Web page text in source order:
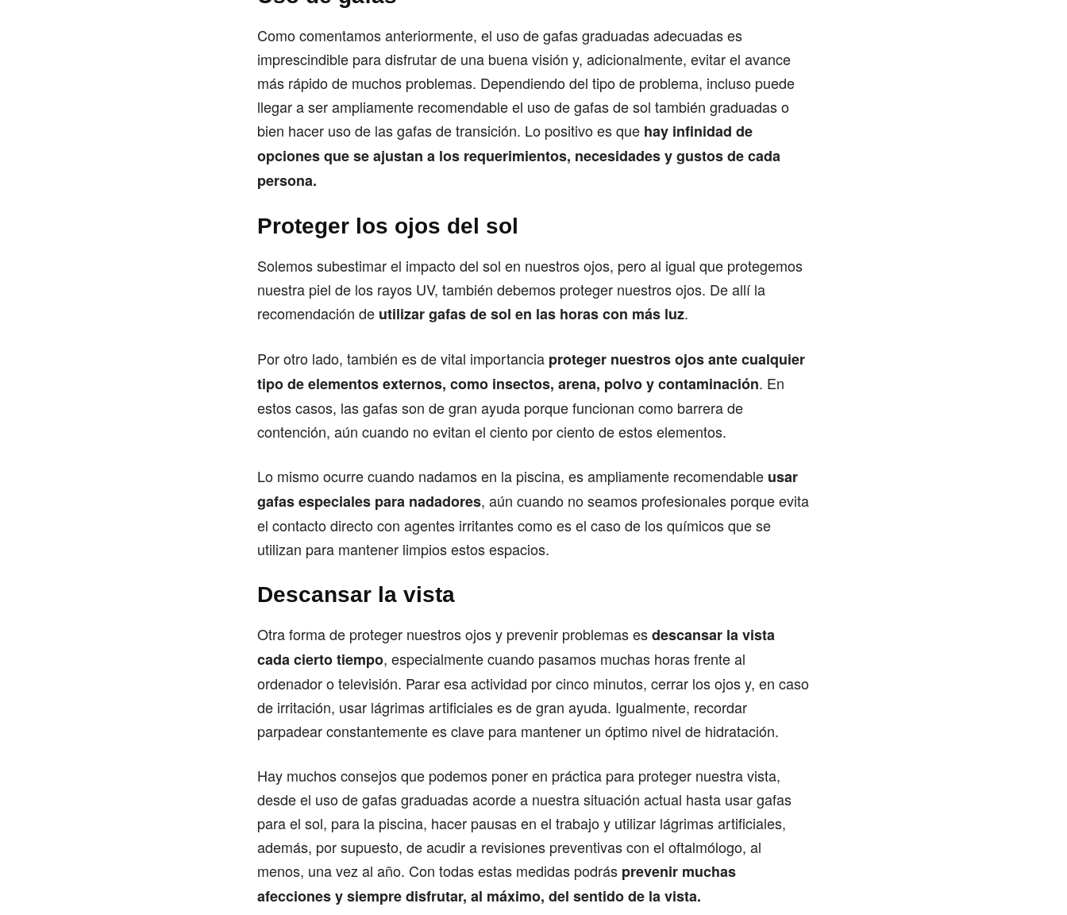
Como comentamos anteriormente, el uso de gafas graduadas adecuadas es
imprescindible para disfrutar de una buena visión y, adicionalmente, evitar el avance
más rápido de muchos problemas. Dependiendo del tipo de problema, incluso puede
llegar a ser ampliamente recomendable el uso de gafas de sol también graduadas o
bien hacer uso de las gafas de transición. Lo positivo es que hay infinidad de
opciones que se ajustan a los requerimientos, necesidades y gustos de cada
persona.
Proteger los ojos del sol
Solemos subestimar el impacto del sol en nuestros ojos, pero al igual que protegemos
nuestra piel de los rayos UV, también debemos proteger nuestros ojos. De allí la
recomendación de utilizar gafas de sol en las horas con más luz.
Por otro lado, también es de vital importancia proteger nuestros ojos ante cualquier
tipo de elementos externos, como insectos, arena, polvoy contaminación. En
estos casos, las gafas son de gran ayuda porque funcionan como barrera de
contención, aún cuando no evitan el ciento por ciento de estos elementos.
Lo mismo ocurre cuando nadamos en la piscina, es ampliamente recomendable usar
gafas especiales para nadadores, aún cuando no seamos profesionales porque evita
el contacto directo con agentes irritantes como es el caso de los químicos que se
utilizan para mantener limpios estos espacios.
Descansar la vista
Otra forma de proteger nuestros ojos y prevenir problemas esdescansar la vista
cada cierto tiempo, especialmente cuando pasamos muchas horas frente al
ordenador o televisión. Parar esa actividad por cinco minutos, cerrar los ojos y, en caso
de irritación, usar lágrimas artificiales es de gran ayuda. Igualmente, recordar
parpadear constantemente es clave para mantener un óptimo nivel de hidratación.
Hay muchos consejos que podemos poner en práctica para proteger nuestra vista,
desde el uso de gafas graduadas acorde a nuestra situación actual hasta usar gafas
para el sol, para la piscina, hacer pausas en el trabajo y utilizar lágrimas artificiales,
además, por supuesto, de acudir a revisiones preventivas con el oftalmólogo, al
menos, una vez al año. Con todas estas medidas podrás prevenir muchas
afecciones y siempre disfrutar, al máximo, del sentido de la vista.